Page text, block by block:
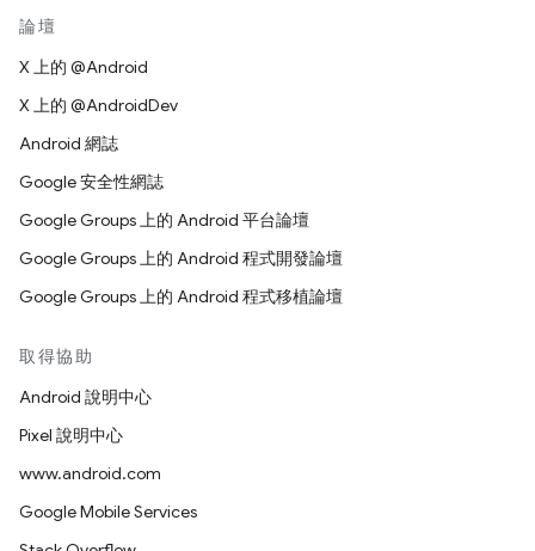
論壇
X 上的 @Android
X 上的 @AndroidDev
Android 網誌
Google 安全性網誌
Google Groups 上的 Android 平台論壇
Google Groups 上的 Android 程式開發論壇
Google Groups 上的 Android 程式移植論壇
取得協助
Android 說明中心
Pixel 說明中心
www.android.com
Google Mobile Services